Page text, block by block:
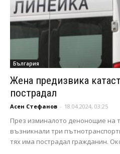
България
Жена предизвика
пострадал
Асен Стефанов - 18.04.2024, 03:25
През изминалото денонощие на
възникнали три
тях има пострадал гражданин.